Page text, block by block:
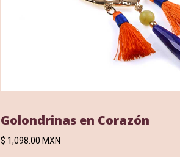
Golondrinas en Corazón
$ 1,098.00 MXN